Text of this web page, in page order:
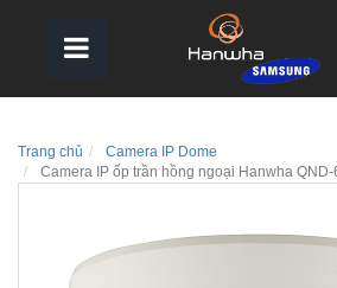
Trang chủ
Camera IP Dome
Camera IP ốp trần hồng ngoại Hanwha QND-